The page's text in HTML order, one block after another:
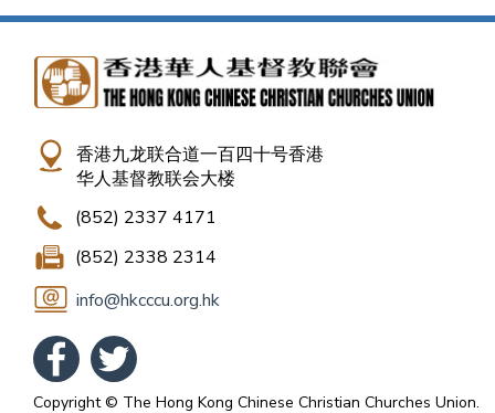
香港九龙联合道一百四十号香港
华人基督教联会大楼
(852) 2337 4171
(852) 2338 2314
info@hkcccu.org.hk
Copyright © The Hong Kong Chinese Christian Churches Union.